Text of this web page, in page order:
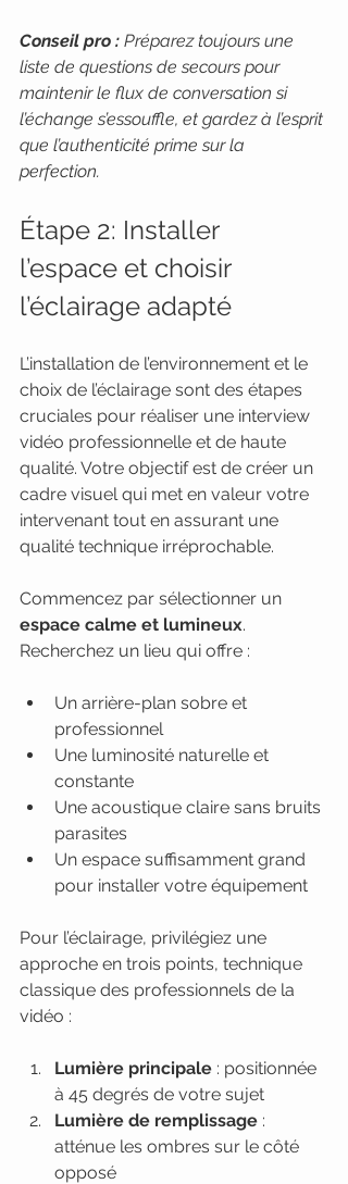
Conseil pro : Préparez toujours une
liste de questions de secours pour
maintenir le flux de conversation si
l’échange s’essouffle, et gardez à l’esprit
que l’authenticité prime sur la
perfection.
Étape 2: Installer
l’espace et choisir
l’éclairage adapté
L’installation de l’environnement et le
choix de l’éclairage sont des étapes
cruciales pour réaliser une interview
vidéo professionnelle et de haute
qualité. Votre objectif est de créer un
cadre visuel qui met en valeur votre
intervenant tout en assurant une
qualité technique irréprochable.
Commencez par sélectionner un
espace calme et lumineux.
Recherchez un lieu qui offre :
Un arrière-plan sobre et
professionnel
Une luminosité naturelle et
constante
Une acoustique claire sans bruits
parasites
Un espace suffisamment grand
pour installer votre équipement
Pour l’éclairage, privilégiez une
approche en trois points, technique
classique des professionnels de la
vidéo :
Lumière principale : positionnée
à 45 degrés de votre sujet
Lumière de remplissage :
atténue les ombres sur le côté
opposé